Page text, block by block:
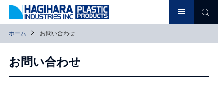
ホーム お問い合わせ
お問い合わせ